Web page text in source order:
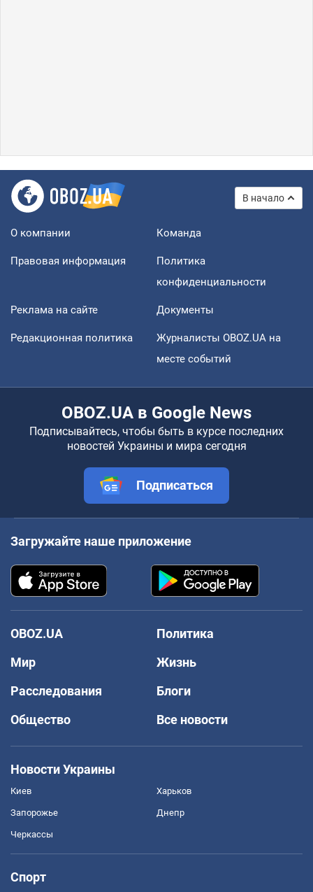
В начало
О компании Команда
Правовая информация
Политика
конфиденциальности
Реклама на сайте Документы
Редакционная политика
Журналисты OBOZ.UA на
месте событий
OBOZ.UA в Google News
Подписывайтесь, чтобы быть в курсе последних
новостей Украины и мира сегодня
Подписаться
Загружайте наше приложение
OBOZ.UA
Политика
Мир
Жизнь
Расследования
Блоги
Общество
Все новости
Новости Украины
Киев Харьков
Запорожье Днепр
Черкассы
Спорт